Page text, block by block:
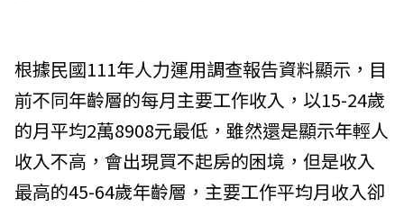
根據民國111年人力運用調查報告資料顯示，目
前不同年齡層的每月主要工作收入，以15-24歲
的月平均2萬8908元最低，雖然還是顯示年輕人
收入不高，會出現買不起房的困境，但是收入
最高的45-64歲年齡層，主要工作平均月收入卻